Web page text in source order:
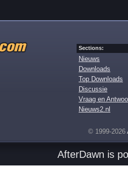
Sections:
Nieuws
Downloads
Top Downloads
Discussie
Vraag en
Nieuws2.nl
© 1999-2026
AfterDawn is